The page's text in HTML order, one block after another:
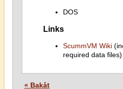
DOS
Links
ScummVM Wiki
required data files)
« Bakåt